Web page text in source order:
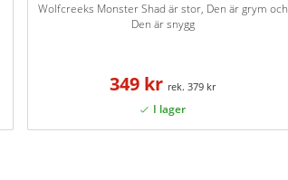
Wolfcreeks Monster Shad är stor, Den är grym och
Den är snygg
349 kr 379 kr